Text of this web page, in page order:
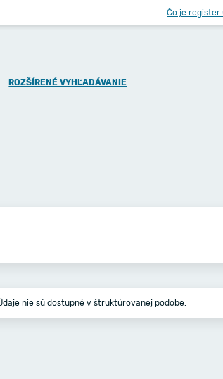
Čo je
ROZŠÍRENÉ VYHĽADÁVANIE
nie sú dostupné v štruktúrovanej podobe.